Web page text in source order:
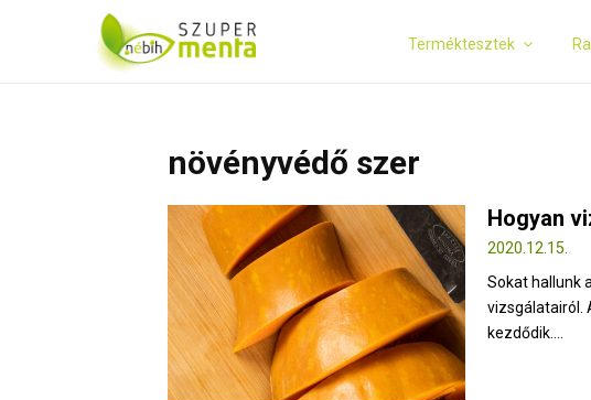
Terméktesztek
növényvédő szer
Hogyan
2020.12.15.
Sokat hallunk
vizsgálatairól.
kezdődik....